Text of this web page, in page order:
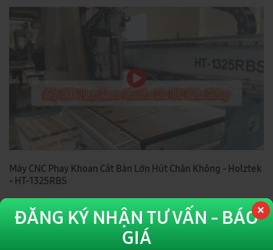
ĐĂNG KÝ NHẬN TƯ VẤN - BÁO
GIÁ
Máy CNC Phay Khoan Cắt Bàn Lớn Hút Chân Không - Holztek
- HT-1325RBS
Xem thêm video